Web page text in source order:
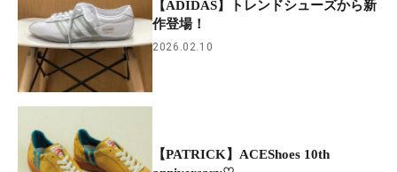
【ADIDAS】トレンドシューズから新
作登場！
2026.02.10
【PATRICK】ACEShoes 10th